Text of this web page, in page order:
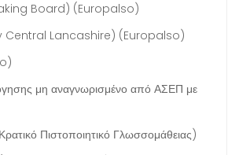
Board) (Europalso)
Central Lancashire) (Europalso)
μη αναγνωρισμένο από ΑΣΕΠ με
Πιστοποιητικό Γλωσσομάθειας)